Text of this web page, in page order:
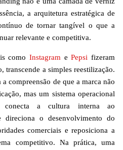
a arquitetura estratégica de
de tornar tangível o que a
relevante e competitiva.
como Instagram ePepsi fizeram
transcende a simples reestilização.
compreensão de que a marca não
mas um sistema operacional
a cultura interna ao
direciona o desenvolvimento do
comerciais e reposiciona a
competitivo. Na prática, uma